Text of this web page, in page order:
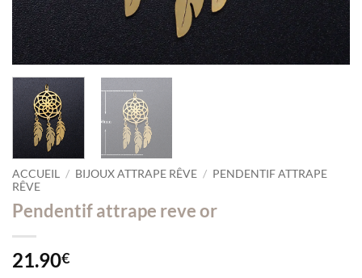
ACCUEIL / BIJOUX ATTRAPE RÊVE / PENDENTIF ATTRAPE
RÊVE
Pendentif attrape reve or
21.90€